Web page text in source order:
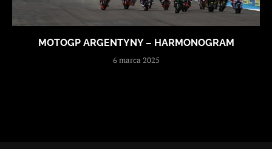
MOTOGP ARGENTYNY – HARMONOGRAM
6 marca 2025